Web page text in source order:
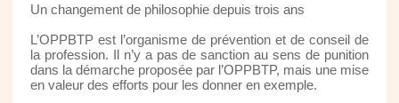
Un changement de philosophie depuis trois ans
L’OPPBTP est l’organisme de prévention et de conseil de
la profession. Il n’y a pas de sanction au sens de punition
dans la démarche proposée par l’OPPBTP, mais une mise
en valeur des efforts pour les donner en exemple.